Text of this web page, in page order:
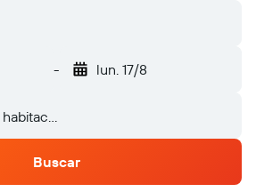
- lun. 17/8
Buscar